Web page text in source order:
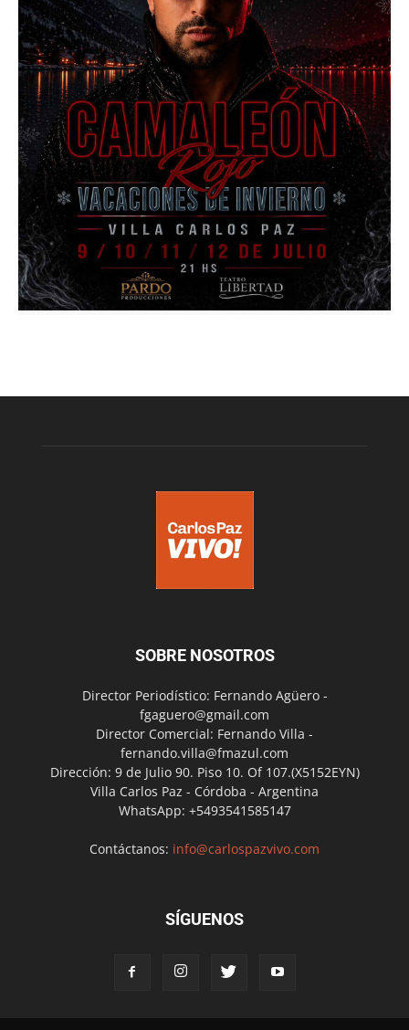
SOBRE NOSOTROS
Director Periodístico: Fernando Agüero -
fgaguero@gmail.com
Director Comercial: Fernando Villa -
fernando.villa@fmazul.com
Dirección: 9 de Julio 90. Piso 10. Of 107.(X5152EYN)
Villa Carlos Paz - Córdoba - Argentina
WhatsApp: +5493541585147
Contáctanos: info@carlospazvivo.com
SÍGUENOS